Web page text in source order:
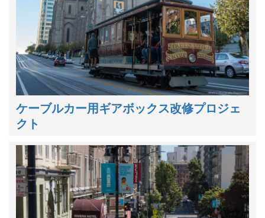
ケーブルカー用ギアボックス改修プロジェ
クト